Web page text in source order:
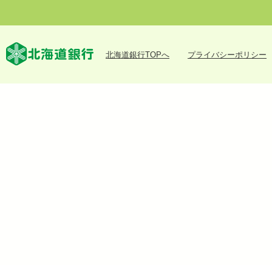
北海道銀行TOPへ プライバシーポリシー